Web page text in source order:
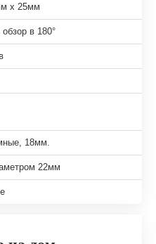
х 25мм
в 180°
18мм.
22мм